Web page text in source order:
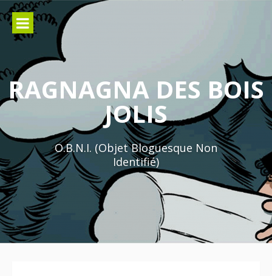
Aller
au
contenu
RAGNAGNA DES BOIS
JOLIS
O.B.N.I. (Objet Bloguesque Non
Identifié)